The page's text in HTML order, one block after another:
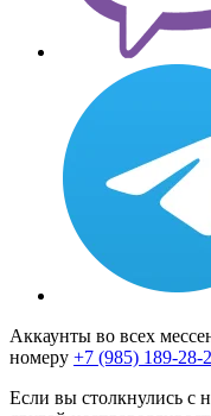
Аккаунты во всех
номеру +7 (985) 189-28-
Если вы столкнулись с